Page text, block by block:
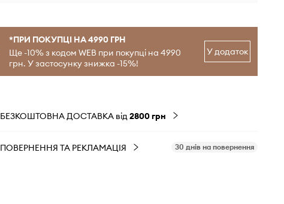
*ПРИ ПОКУПЦІ НА 4990 ГРН
Ще -10% з кодом WEB при покупці на 4990
грн. У застосунку знижка -15%!
У додаток
БЕЗКОШТОВНА ДОСТАВКА від2800 грн
ПОВЕРНЕННЯ ТА РЕКЛАМАЦІЯ 30 днів на повернення